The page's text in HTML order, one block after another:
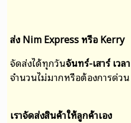
ส่ง Nim Express หรือ Kerry
จัดส่งได้ทุกวันจันทร์-เสาร์ เวล
จำนวนไม่มากหรือต้องการด่ว
เราจัดส่งสินค้าให้ลูกค้าเอง